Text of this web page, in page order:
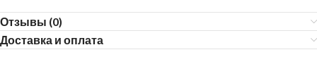
Отзывы (0)
Доставка и оплата